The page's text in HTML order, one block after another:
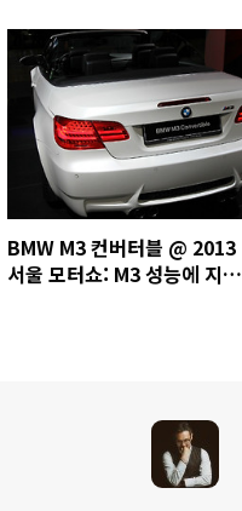
BMW M3 컨버터블 @ 2013
서울 모터쇼: M3 성능에 지붕